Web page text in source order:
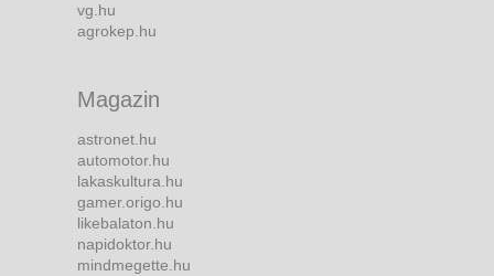
vg.hu
agrokep.hu
Magazin
astronet.hu
automotor.hu
lakaskultura.hu
gamer.origo.hu
likebalaton.hu
napidoktor.hu
mindmegette.hu